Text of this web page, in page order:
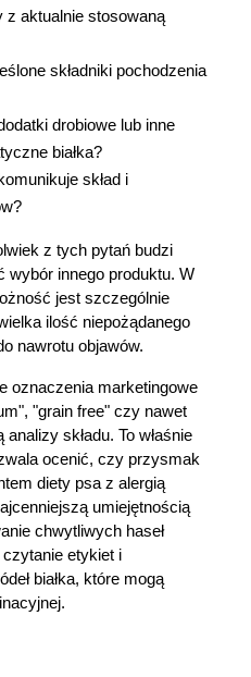
z aktualnie stosowaną
składniki pochodzenia
drobiowe lub inne
białka?
skład i
z tych pytań budzi
wybór innego produktu. W
jest szczególnie
ilość niepożądanego
nawrotu objawów.
oznaczenia marketingowe
"grain free" czy nawet
składu. To właśnie
ocenić, czy przysmak
diety psa z alergią
umiejętnością
chwytliwych haseł
etykiet i
białka, które mogą